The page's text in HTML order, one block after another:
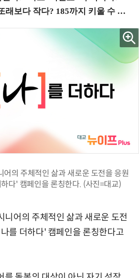
의 주체적인 삶과 새로운 도전을 응원
다' 캠페인을 론칭한다. (사진=대교)
니어의 주체적인 삶과 새로운 도전
를 더하다' 캠페인을 론칭한다고